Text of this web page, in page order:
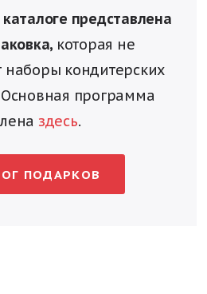
представлена
которая не
наборы кондитерских
программа
здесь.
ПОДАРКОВ